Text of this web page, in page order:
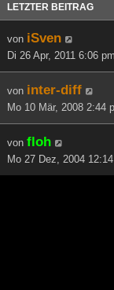
LETZTER BEITRAG
von iSven
Di 26 Apr, 2011 6:06 pm
von inter-diff
Mo 10 Mär, 2008 2:44
von floh
Mo 27 Dez, 2004